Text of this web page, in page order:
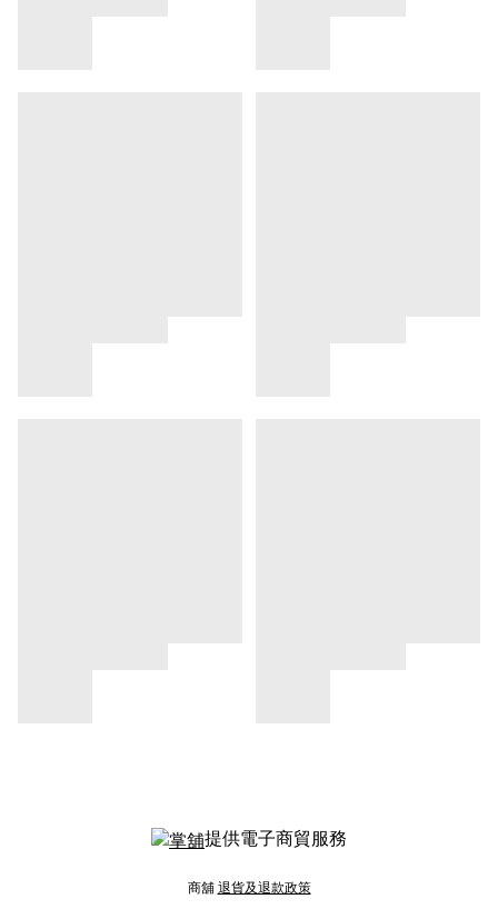
提供電子商貿服務
商舖 退貨及退款政策